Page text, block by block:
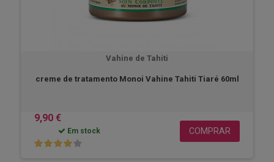
Vahine de Tahiti
creme de tratamento Monoi Vahine Tahiti Tiaré 60ml
9,90 €
Em stock COMPRAR